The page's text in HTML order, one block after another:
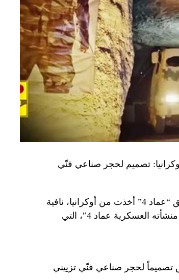
نفق “عماد 4” مأخوذة من أوكرانيا: تصميم لحجر صناعي فنّي
نفق “عماد 4” أخذت من أوكرانيا، نافية
المزاعم المتداولة حول صورة “ملتقطة داخل أنفاق “الحزب” في منشأته العسكرية عماد 4″، التي
لحجر صناعي فنّي تزييني